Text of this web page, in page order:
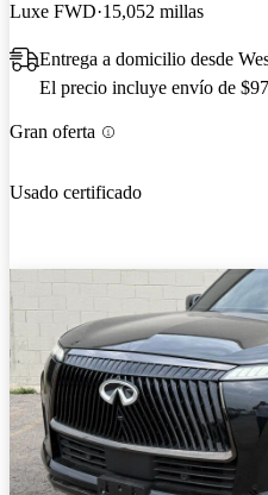
Luxe FWD 15,052 millas
Entrega a domicilio desde
El precio incluye envío de
Gran oferta
Usado certificado